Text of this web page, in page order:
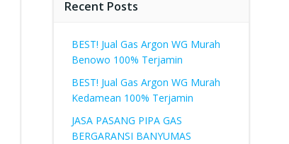
Recent Posts
BEST! Jual Gas Argon WG Murah
Benowo 100% Terjamin
BEST! Jual Gas Argon WG Murah
Kedamean 100% Terjamin
JASA PASANG PIPA GAS
BERGARANSI BANYUMAS